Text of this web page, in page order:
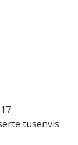
tusenvis